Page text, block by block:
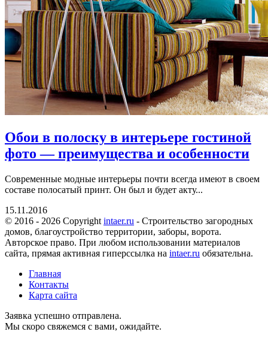
Обои в полоску в интерьере гостиной
фото — преимущества и особенности
Современные модные интерьеры почти всегда имеют в своем
составе полосатый принт. Он был и будет акту...
15.11.2016
© 2016 - 2026 Copyright intaer.ru - Cтроительство загородных
домов, благоустройство территории, заборы, ворота.
Авторское право. При любом использовании материалов
сайта, прямая активная гиперссылка на intaer.ru обязательна.
Главная
Контакты
Карта сайта
Заявка успешно отправлена.
Мы скоро свяжемся с вами, ожидайте.